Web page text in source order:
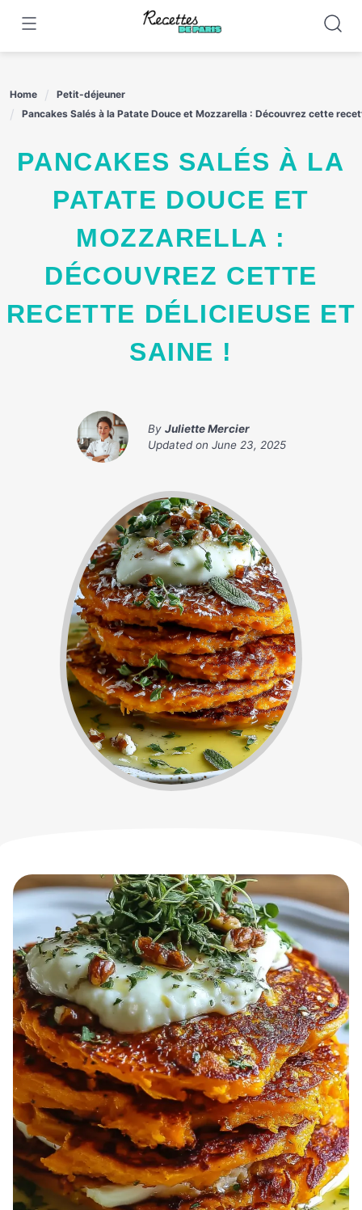
content
Home
Petit-déjeuner
Pancakes Salés à la Patate Douce et Mozzarella : Découvrez cette
PANCAKES SALÉS À LA
PATATE DOUCE ET
MOZZARELLA :
DÉCOUVREZ CETTE
RECETTE DÉLICIEUSE ET
SAINE !
By Juliette Mercier
Updated on June 23, 2025